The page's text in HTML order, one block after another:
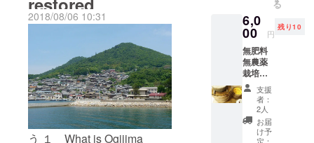
お電話にてお知らせくださ
い。 安全になった家も見
て、60年放置されてでも、
頑張って持ちこたえ再生し
た家をぜひ労ってあげてく
ださい。家は、人が血液の
ように動くことで、日々修
き合いました。 一方友達は
年上が多く、みんなＦＢし
てないし、スマホもないし
で。相談しても、ほとんど
が、クラウドファンディン
グってなに？でした。 だか
ら、私たちの世界ではない
ファンディング。お世話に
なりました。 とにかく毎
日、大工さんのご飯とおや
つ、廃材と土、瓦、生ゴミ
の片付けでした。 洗濯機の
中の水の色は真っ黒、顔の
色もね。 先日は、ヒルペコ
すので、企業さんから寄付
を募るときには、分かりや
すいゴールの姿を表現した
いなと。 でも、何一つ無駄
なことはありません。全て
が大切な一歩なので、少し
2018/08/06 10:31
う １ What is Ogijima
る
6,0
00 円
残り10
無肥料
無農薬
栽培で
す。完
熟梅を
漬けて
いるの
で大小
様々、
支援
者：
2人
お届
け予
定：